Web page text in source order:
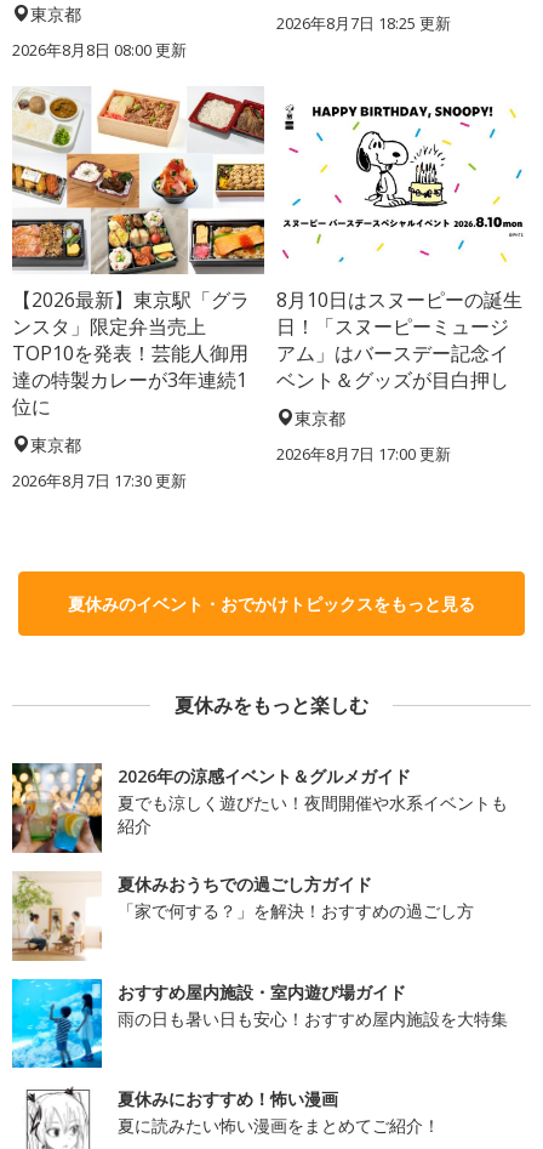
東京都
2026年8月8日 08:00更新
2026年8月7日 18:25 更新
【2026最新】東京駅「グラ
ンスタ」限定弁当売上
TOP10を発表！芸能人御用
達の特製カレーが3年連続1
位に
東京都
2026年8月7日 17:30更新
8月10日はスヌーピーの誕生
日！「スヌーピーミュージ
アム」はバースデー記念イ
ベント＆グッズが目白押し
東京都
2026年8月7日 17:00更新
夏休みのイベント・おでかけトピックスをもっと見る
夏休みをもっと楽しむ
2026年の涼感イベント＆グルメガイド
夏でも涼しく遊びたい！夜間開催や水系イベントも
紹介
夏休みおうちでの過ごし方ガイド
「家で何する？」を解決！おすすめの過ごし方
おすすめ屋内施設・室内遊び場ガイド
雨の日も暑い日も安心！おすすめ屋内施設を大特集
夏休みにおすすめ！怖い漫画
夏に読みたい怖い漫画をまとめてご紹介！